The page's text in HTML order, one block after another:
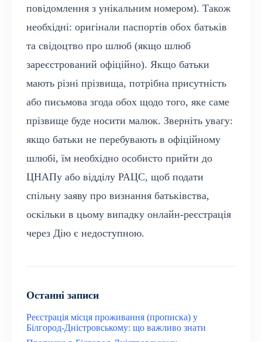
повідомлення з унікальним номером). Також
необхідні: оригінали паспортів обох батьків
та свідоцтво про шлюб (якщо шлюб
зареєстрований офіційно). Якщо батьки
мають різні прізвища, потрібна присутність
або письмова згода обох щодо того, яке саме
прізвище буде носити малюк. Зверніть увагу:
якщо батьки не перебувають в офіційному
шлюбі, їм необхідно особисто прийти до
ЦНАПу або відділу РАЦС, щоб подати
спільну заяву про визнання батьківства,
оскільки в цьому випадку онлайн-реєстрація
через Дію є недоступною.
Останні записи
Реєстрація місця проживання (прописка) у
Білгород-Дністровському: що важливо знати